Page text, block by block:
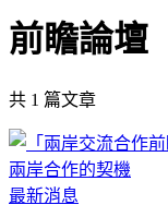
前瞻論壇
共 1 篇文章
最新消息